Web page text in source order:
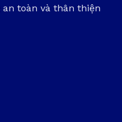
toàn và thân thiện